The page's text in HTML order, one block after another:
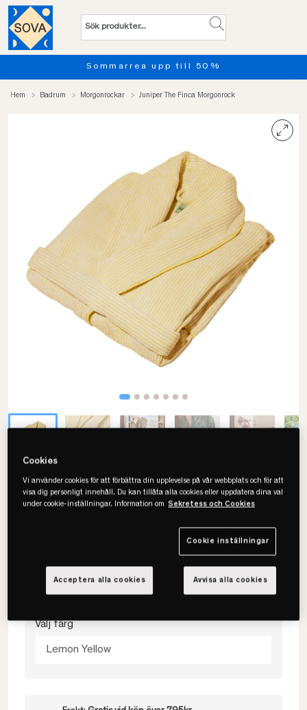
Sommarrea upp till 50%
Hem Badrum Morgonrockar Juniper The Finca Morgonrock
Juniper
The Finca Morgonrock
Välj storlek
Välj färg
Lemon Yellow
Cookies
Vi använder cookies för att förbättra din upplevelse på vår webbplats och för att
visa dig personligt innehåll. Du kan tillåta alla cookies eller uppdatera dina val
under cookie-inställningar. Information om Sekretess och Cookies
Cookie inställningar
Avvisa alla cookies
Acceptera alla cookies